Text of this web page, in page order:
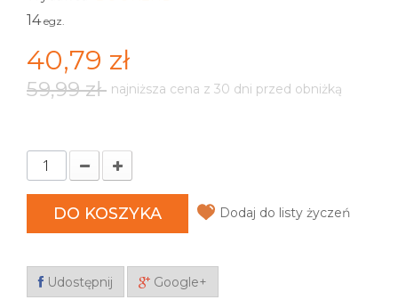
14 egz.
40,79 zł
59,99 zł najniższa cena z 30 dni przed obniżką
DO KOSZYKA Dodaj do listy życzeń
Udostępnij Google+